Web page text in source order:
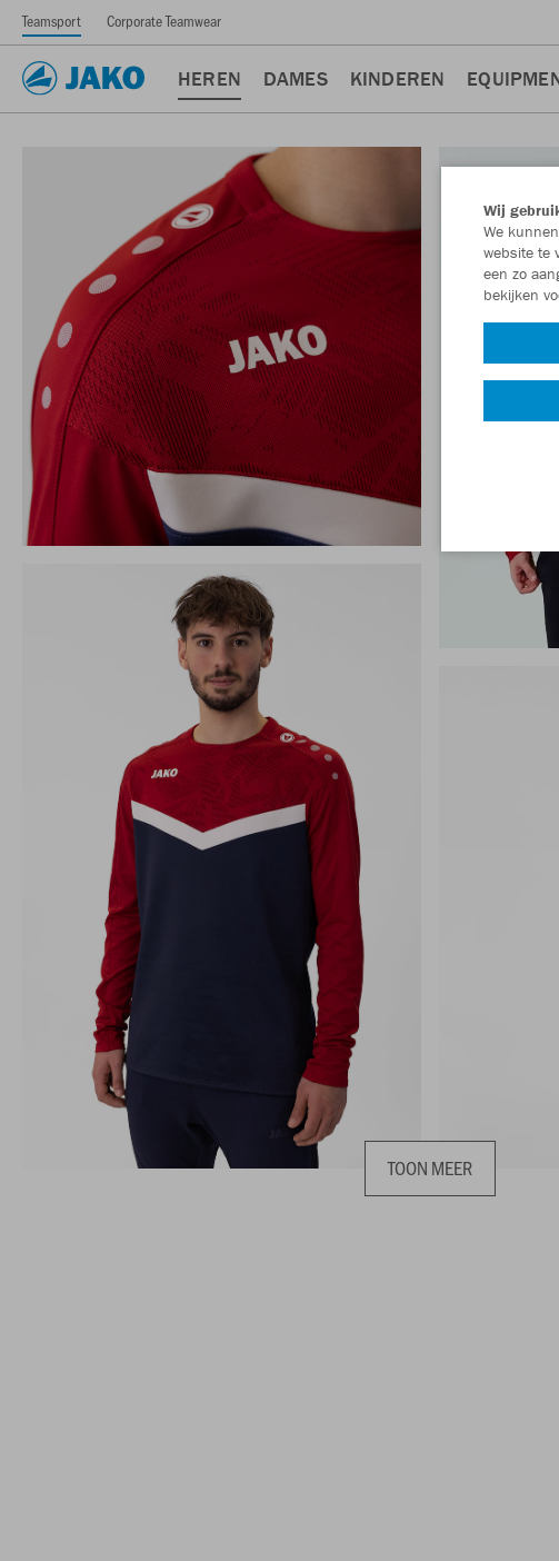
Teamsport Corporate Teamwear
HEREN DAMES KINDEREN
TOON MEER
Wij
We
website te
een zo
bekijken